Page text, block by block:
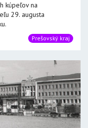
kúpeľov na
29. augusta
Prešovský kraj